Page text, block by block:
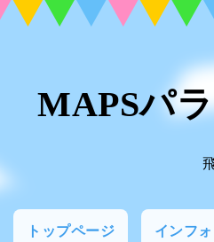
MAPSパ
トップページ インフ